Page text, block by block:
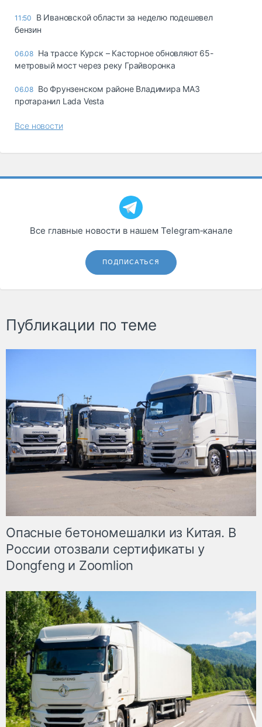
11:50
В Ивановской области за неделю подешевел
бензин
06.08 На трассе Курск – Касторное обновляют 65-
метровый мост через реку Грайворонка
06.08 Во Фрунзенском районе Владимира МАЗ
протаранил Lada Vesta
Все новости
Все главные новости в нашем Telegram‑канале
ПОДПИСАТЬСЯ
Публикации по теме
Опасные бетономешалки из Китая. В
России отозвали сертификаты у
Dongfeng и Zoomlion